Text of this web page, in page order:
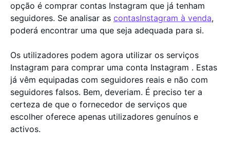
opção é comprar contas Instagram que já tenham
seguidores. Se analisar as contasInstagram à venda,
poderá encontrar uma que seja adequada para si.
Os utilizadores podem agora utilizar os serviços
Instagram para comprar uma conta Instagram . Estas
já vêm equipadas com seguidores reais e não com
seguidores falsos. Bem, deveriam. É preciso ter a
certeza de que o fornecedor de serviços que
escolher oferece apenas utilizadores genuínos e
activos.